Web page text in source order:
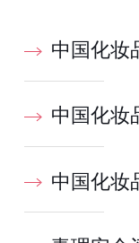
中国化妆
中国化妆
中国化妆